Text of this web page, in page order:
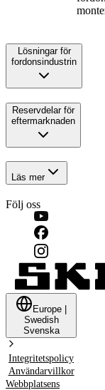
Lösningar för
fordonsindustrin
Reservdelar för
eftermarknaden
Läs mer
Följ oss
Europe
Swedish
Svenska
Integritetspolicy
Användarvillkor
Webbplatsens